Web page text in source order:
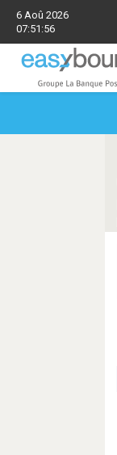
6 Aoû 2026
07:51:56